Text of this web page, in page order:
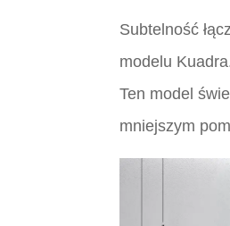
Subtelność
modelu
Ten model
mniejszym